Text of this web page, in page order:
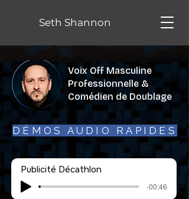
Seth Shannon
Voix Off Masculine
Professionnelle &
Comédien de Doublage
DÉMOS AUDIO RAPIDES
Publicité Décathlon
-00:46